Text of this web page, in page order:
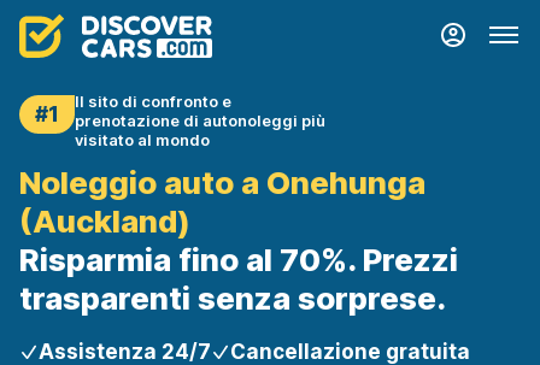
#1
Il sito di confronto e
prenotazione di autonoleggi più
visitato al mondo
Noleggio auto a Onehunga
(Auckland)
Risparmia fino al 70%. Prezzi
trasparenti senza sorprese.
Assistenza 24/7 Cancellazione gratuita